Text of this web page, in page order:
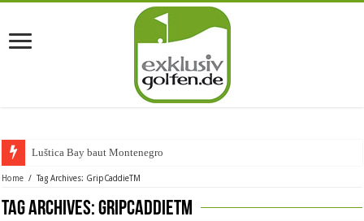
Luštica Bay baut Montenegros erste
Home / Tag Archives: GripCaddieTM
Tag Archives:GripCaddieTM